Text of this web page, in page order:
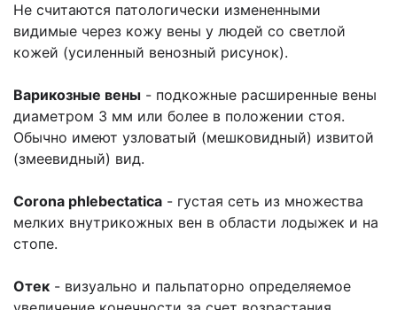
Не считаются патологически измененными
видимые через кожу вены у людей со светлой
кожей (усиленный венозный рисунок).
Варикозные вены - подкожные расширенные вены
диаметром 3 мм или более в положении стоя.
Обычно имеют узловатый (мешковидный) извитой
(змеевидный) вид.
Corona phlebectatica - густая сеть из множества
мелких внутрикожных вен в области лодыжек и на
стопе.
Отек - визуально и пальпаторно определяемое